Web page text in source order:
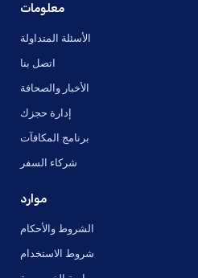
معلومات
الأسئلة المتداولة
اتصل بنا
الأخبار والصحافة
إدارة حجزك
برنامج المكافآت
شركاء السفر
موارد
الشروط والأحكام
شروط الاستخدام